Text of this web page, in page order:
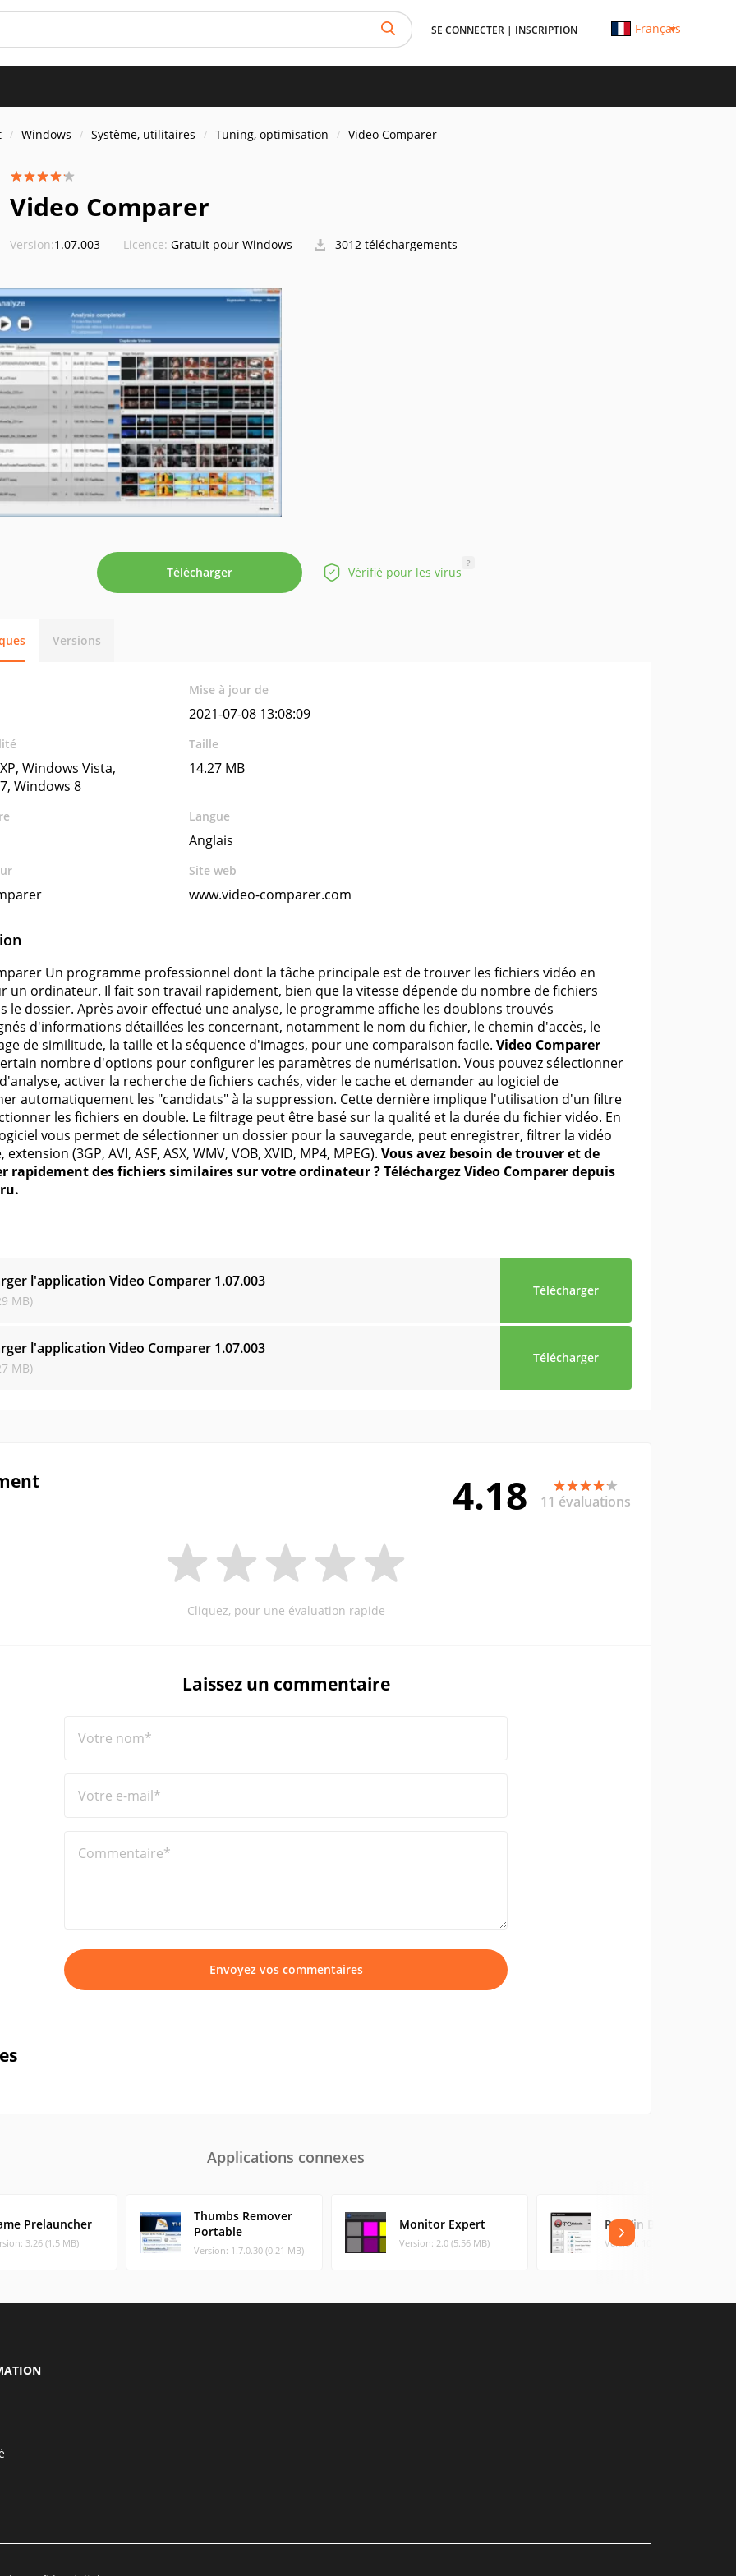
SE CONNECTER | INSCRIPTION Français
Windows Système, utilitaires Tuning, optimisation Video Comparer
Video Comparer
Version:1.07.003 Licence: Gratuit pour Windows 3012 téléchargements
Télécharger Vérifié pour les virus
?
Versions
Mise à jour de
2021-07-08 13:08:09
Windows Vista,
Windows 8
Taille
14.27 MB
Langue
Anglais
Site web
www.video-comparer.com
Un programme professionnel dont la tâche principale est de trouver les fichiers vidéo en
un ordinateur. Il fait son travail rapidement, bien que la vitesse dépende du nombre de fichiers
le dossier. Après avoir effectué une analyse, le programme affiche les doublons trouvés
d'informations détaillées les concernant, notamment le nom du fichier, le chemin d'accès, le
de similitude, la taille et la séquence d'images, pour une comparaison facile. Video Comparer
nombre d'options pour configurer les paramètres de numérisation. Vous pouvez sélectionner
activer la recherche de fichiers cachés, vider le cache et demander au logiciel de
automatiquement les "candidats" à la suppression. Cette dernière implique l'utilisation d'un filtre
les fichiers en double. Le filtrage peut être basé sur la qualité et la durée du fichier vidéo. En
vous permet de sélectionner un dossier pour la sauvegarde, peut enregistrer, filtrer la vidéo
(3GP, AVI, ASF, ASX, WMV, VOB, XVID, MP4, MPEG). Vous avez besoin de trouver et de
rapidement des fichiers similaires sur votre ordinateur ? Téléchargez Video Comparer depuis
l'application Video Comparer 1.07.003
MB)
Télécharger
l'application Video Comparer 1.07.003
MB)
Télécharger
4.18 11 évaluations
Cliquez, pour une évaluation rapide
Laissez un commentaire
Votre nom*
Votre e-mail*
Commentaire*
Envoyez vos commentaires
Applications connexes
Prelauncher
3.26 (1.5 MB)
Thumbs Remover
Portable
Version: 1.7.0.30 (0.21 MB)
Monitor Expert
Version: 2.0 (5.56 MB)
PC Win Booster
Version: 10.3.9.3 (34.39 MB)